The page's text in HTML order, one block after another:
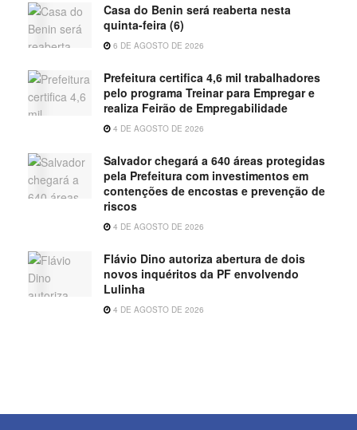
Casa do Benin será reaberta nesta
quinta-feira (6)
6 DE AGOSTO DE 2026
Prefeitura certifica 4,6 mil trabalhadores
pelo programa Treinar para Empregar e
realiza Feirão de Empregabilidade
4 DE AGOSTO DE 2026
Salvador chegará a 640 áreas protegidas
pela Prefeitura com investimentos em
contenções de encostas e prevenção de
riscos
4 DE AGOSTO DE 2026
Flávio Dino autoriza abertura de dois
novos inquéritos da PF envolvendo
Lulinha
4 DE AGOSTO DE 2026